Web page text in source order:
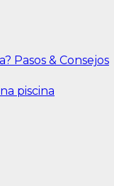
Pasos & Consejos
piscina